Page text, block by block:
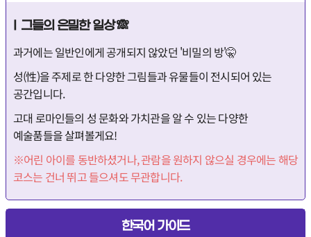
I 그들의 은밀한 일상 🙈
과거에는 일반인에게 공개되지 않았던 '비밀의 방'🤫
성(性)을 주제로 한 다양한 그림들과 유물들이 전시되어 있는
공간입니다.
고대 로마인들의 성 문화와 가치관을 알 수 있는 다양한
예술품들을 살펴볼게요!
※어린 아이를 동반하셨거나, 관람을 원하지 않으실 경우에는 해당
코스는 건너 뛰고 들으셔도 무관합니다.
한국어 가이드